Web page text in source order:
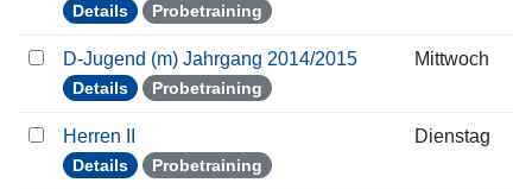
Details Probetraining
D-Jugend (m) Jahrgang 2014/2015
Details Probetraining
Mittwoch
Herren II
Details Probetraining
Dienstag